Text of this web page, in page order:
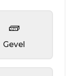
🧱
Gevel